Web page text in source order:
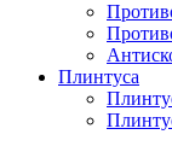
Плинтуса